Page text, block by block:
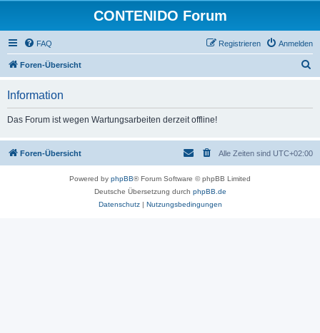
CONTENIDO Forum
FAQ Anmelden
Registrieren
Foren-Übersicht
Information
Das Forum ist wegen Wartungsarbeiten derzeit offline!
Foren-Übersicht Alle Zeiten sind UTC+02:00
Powered by phpBB® Forum Software © phpBB Limited
Deutsche Übersetzung durch phpBB.de
Datenschutz| Nutzungsbedingungen